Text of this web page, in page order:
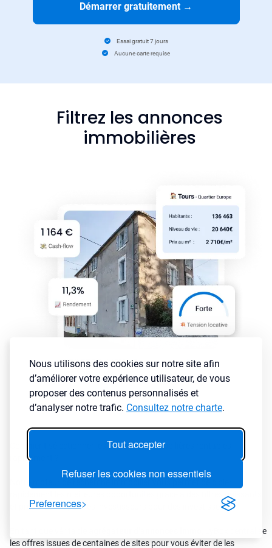
Nous utilisons des cookies sur notre site afin
d’améliorer votre expérience utilisateur, de vous
proposer des contenus personnalisés et
d’analyser notre trafic. Consultez notre charte.
Tout accepter
Refuser les cookies non essentiels
Preferences
Démarrer gratuitement →
Essai gratuit 7 jours
Aucune carte requise
Filtrez les annonces
immobilières
Comment sélectionner les annonces immobilières rentables
rapidement ?
rapidement les meilleures opportunités grâce à des filtres puissants
et précis pensé par des investisseurs pour des investisseurs
, LyBox centralise
les offres issues de centaines de sites pour vous éviter de les